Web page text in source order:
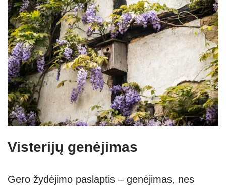
Visterijų genėjimas
Gero žydėjimo paslaptis – genėjimas, nes